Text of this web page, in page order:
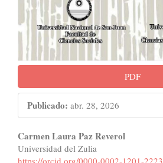
PDF
Publicado: abr. 28, 2026
Contenido
Carmen Laura Paz Reverol
Universidad del Zulia
https://orcid.org/0000-0002-1201-2223